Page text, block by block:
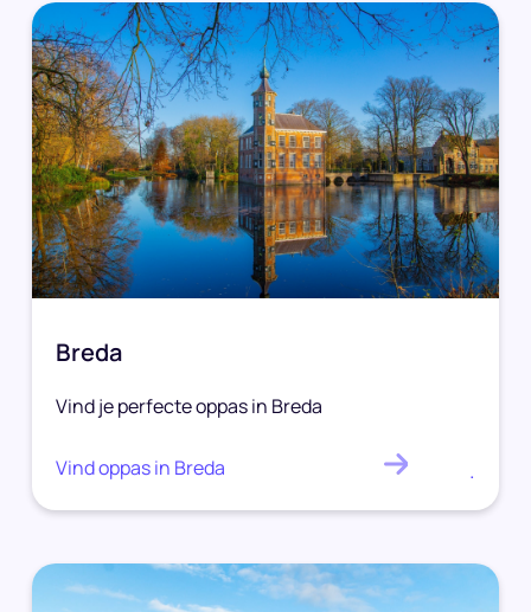
Breda
Vind je perfecte oppas in Breda
Vind oppas in Breda .